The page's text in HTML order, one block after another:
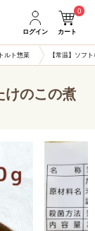
ログイン カート
0
ルト惣菜 【常温】ソフ
けのこの煮